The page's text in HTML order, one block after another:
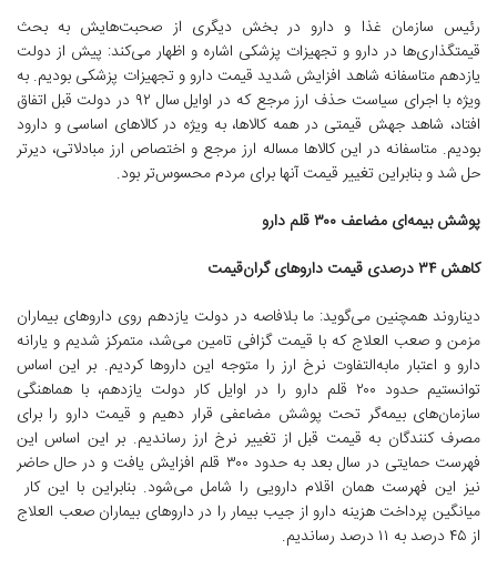
رئیس سازمان غذا و دارو در بخش دیگری از صحبت‌هایش به بحث
قیمتگذاری‌ها در دارو و تجهیزات پزشکی اشاره و اظهار می‌کند: پیش از دولت
یازدهم متاسفانه شاهد افزایش شدید قیمت دارو و تجهیزات پزشکی بودیم. به
ویژه با اجرای سیاست حذف ارز مرجع که در اوایل سال ۹۲ در دولت قبل اتفاق
افتاد، شاهد جهش قیمتی در همه کالاها، به ویژه در کالاهای اساسی و دارود
بودیم. متاسفانه در این کالاها مساله ارز مرجع و اختصاص ارز مبادلاتی، دیرتر
حل شد و بنابراین تغییر قیمت آنها برای مردم محسوس‌تر بود.
پوشش بیمه‌ای مضاعف ۳۰۰ قلم دارو
کاهش ۳۴ درصدی قیمت داروهای گران‌قیمت
دیناروند همچنین می‌گوید: ما بلافاصه در دولت یازدهم روی داروهای بیماران
مزمن و صعب العلاج که با قیمت گزافی تامین می‌شد، متمرکز شدیم و یارانه
دارو و اعتبار مابه‌التفاوت نرخ ارز را متوجه این داروها کردیم. بر این اساس
توانستیم حدود ۲۰۰ قلم دارو را در اوایل کار دولت یازدهم، با هماهنگی
سازمان‌های بیمه‌گر تحت پوشش مضاعفی قرار دهیم و قیمت دارو را برای
مصرف کنندگان به قیمت قبل از تغییر نرخ ارز رساندیم. بر این اساس این
فهرست حمایتی در سال بعد به حدود ۳۰۰ قلم افزایش یافت و در حال حاضر
نیز این فهرست همان اقلام دارویی را شامل می‌شود. بنابراین با این کار
میانگین پرداخت هزینه دارو از جیب بیمار را در داروهای بیماران صعب العلاج
از ۴۵ درصد به ۱۱ درصد رساندیم.